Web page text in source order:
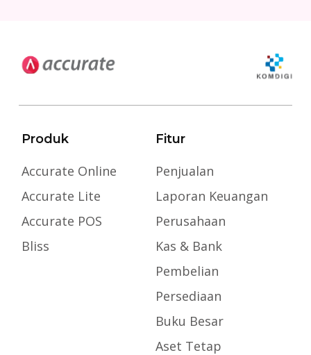
Produk
Accurate Online
Accurate Lite
Accurate POS
Bliss
Fitur
Penjualan
Laporan Keuangan
Perusahaan
Kas & Bank
Pembelian
Persediaan
Buku Besar
Aset Tetap